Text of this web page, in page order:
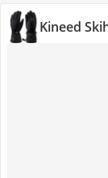
Kineed